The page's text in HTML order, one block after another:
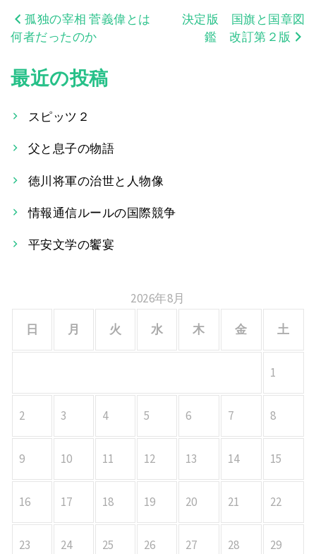
投
ナ
ビ
シ
ョ
ン
孤独の宰相 菅義偉とは
何者だったのか
決定版 国旗と国章図
鑑 改訂第２版
最近の投稿
スピッツ２
父と息子の物語
徳川将軍の治世と人物像
情報通信ルールの国際競争
平安文学の饗宴
2026年8月
日
月 火 水 木 金 土
1
2 3 4 5 6 7 8
9 10 11 12 13 14 15
16 17 18 19 20 21 22
23 24 25 26 27 28 29